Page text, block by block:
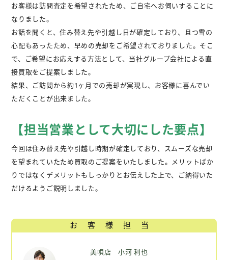
お客様は訪問査定を希望されたため、ご自宅へお伺いすることに
なりました。
お話を聞くと、住み替え先や引越し日が確定しており、且つ雪の
心配もあったため、早めの売却をご希望されておりました。そこ
で、ご希望にお応えする方法として、当社グループ会社による直
接買取をご提案しました。
結果、ご訪問から約1ヶ月での売却が実現し、お客様に喜んでい
ただくことが出来ました。
【担当営業として大切にした要点】
今回は住み替え先や引越し時期が確定しており、スムーズな売却
を望まれていたため買取のご提案をいたしました。メリットばか
りではなくデメリットもしっかりとお伝えした上で、ご納得いた
だけるようご説明しました。
お客様担当
美唄店 小河 利也